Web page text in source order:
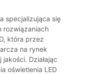
specjalizująca się
rozwiązaniach
która przez
na rynek
Działając
oświetlenia LED